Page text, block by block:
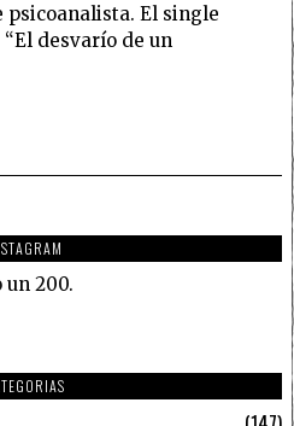
psicoanalista. El single
desvarío de un
200.